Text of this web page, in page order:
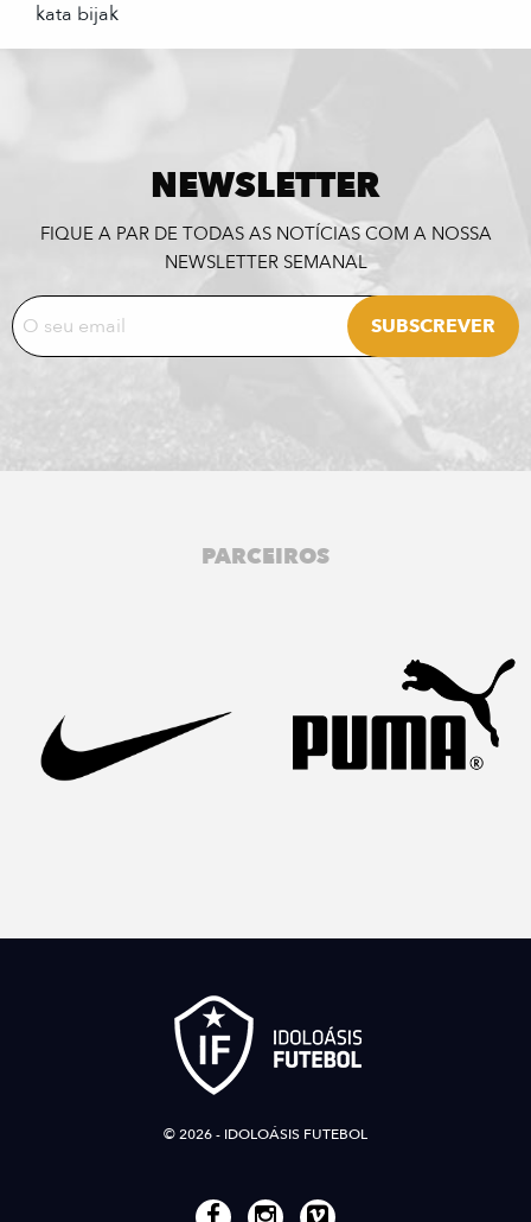
kata bijak
NEWSLETTER
FIQUE A PAR DE TODAS AS NOTÍCIAS COM A NOSSA
NEWSLETTER SEMANAL
PARCEIROS
© 2026 - IDOLOÁSIS FUTEBOL